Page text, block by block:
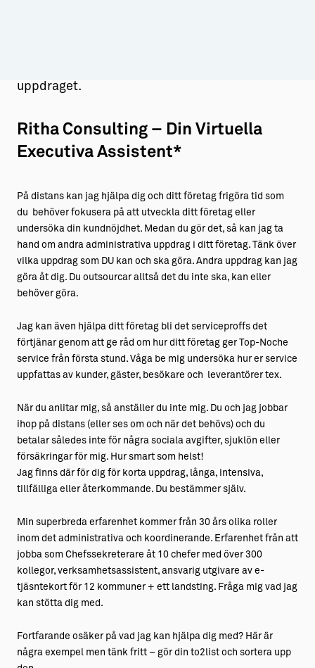
Möten & kongresser
Gotlands kulturarv
Medeltidsveckan
Visby Centrum
→ Hyra bostad
→ Bygga hus
→ Fritidsliv
→ Föreningsliv
→ Idrottsliv
→ Tonårsliv
uppdraget.
Ritha Consulting – Din Virtuella
Executiva Assistent*
På distans kan jag hjälpa dig och ditt företag frigöra tid som
du behöver fokusera på att utveckla ditt företag eller
undersöka din kundnöjdhet. Medan du gör det, så kan jag ta
hand om andra administrativa uppdrag i ditt företag. Tänk över
vilka uppdrag som DU kan och ska göra. Andra uppdrag kan jag
göra åt dig. Du outsourcar alltså det du inte ska, kan eller
behöver göra.
Jag kan även hjälpa ditt företag bli det serviceproffs det
förtjänar genom att ge råd om hur ditt företag ger Top-Noche
service från första stund. Våga be mig undersöka hur er service
uppfattas av kunder, gäster, besökare och leverantörer tex.
När du anlitar mig, så anställer du inte mig. Du och jag jobbar
ihop på distans (eller ses om och när det behövs) och du
betalar således inte för några sociala avgifter, sjuklön eller
försäkringar för mig. Hur smart som helst!
Jag finns där för dig för korta uppdrag, långa, intensiva,
tillfälliga eller återkommande. Du bestämmer själv.
Min superbreda erfarenhet kommer från 30 års olika roller
inom det administrativa och koordinerande. Erfarenhet från att
jobba som Chefssekreterare åt 10 chefer med över 300
kollegor, verksamhetsassistent, ansvarig utgivare av e-
tjäsntekort för 12 kommuner + ett landsting. Fråga mig vad jag
kan stötta dig med.
Fortfarande osäker på vad jag kan hjälpa dig med? Här är
några exempel men tänk fritt – gör din to2list och sortera upp